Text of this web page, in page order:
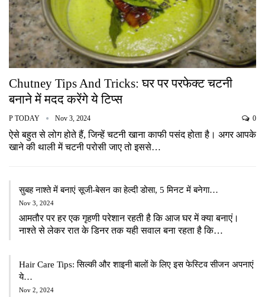
Chutney Tips And Tricks: घर पर परफेक्ट चटनी
बनाने में मदद करेंगे ये टिप्स
P TODAY Nov 3, 2024 0
ऐसे बहुत से लोग होते हैं, जिन्हें चटनी खाना काफी पसंद होता है। अगर आपके
खाने की थाली में चटनी परोसी जाए तो इससे…
सुबह नाश्ते में बनाएं सूजी-बेसन का हेल्दी डोसा, 5 मिनट में बनेगा…
Nov 3, 2024
आमतौर पर हर एक गृहणी परेशान रहती है कि आज घर में क्या बनाएं।
नाश्ते से लेकर रात के डिनर तक यही सवाल बना रहता है कि…
Hair Care Tips: सिल्की और शाइनी बालों के लिए इस फेस्टिव सीजन अपनाएं
ये…
Nov 2, 2024